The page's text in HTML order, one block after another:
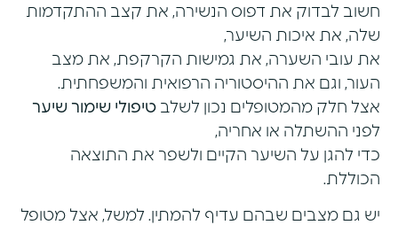
חשוב לבדוק את דפוס הנשירה, את קצב ההתקדמות
שלה, את איכות השיער,
את עובי השערה, את גמישות הקרקפת, את מצב
העור, וגם את ההיסטוריה הרפואית והמשפחתית.
אצל חלק מהמטופלים נכון לשלב טיפולי שימור שיער
לפני ההשתלה או אחריה,
כדי להגן על השיער הקיים ולשפר את התוצאה
הכוללת.
יש גם מצבים שבהם עדיף להמתין. למשל, אצל מטופל